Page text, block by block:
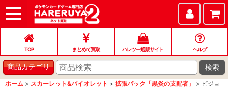
TOP
まとめて買取
ハレツー通販サイト
ヘルプ
お問い合わせ
TOP まとめて買取 ハレツー通販サイト ヘルプ
商品カテゴリ 検索
ホーム > スカーレット&バイオレット > 拡張パック「黒炎の支配者」 > ピジョ